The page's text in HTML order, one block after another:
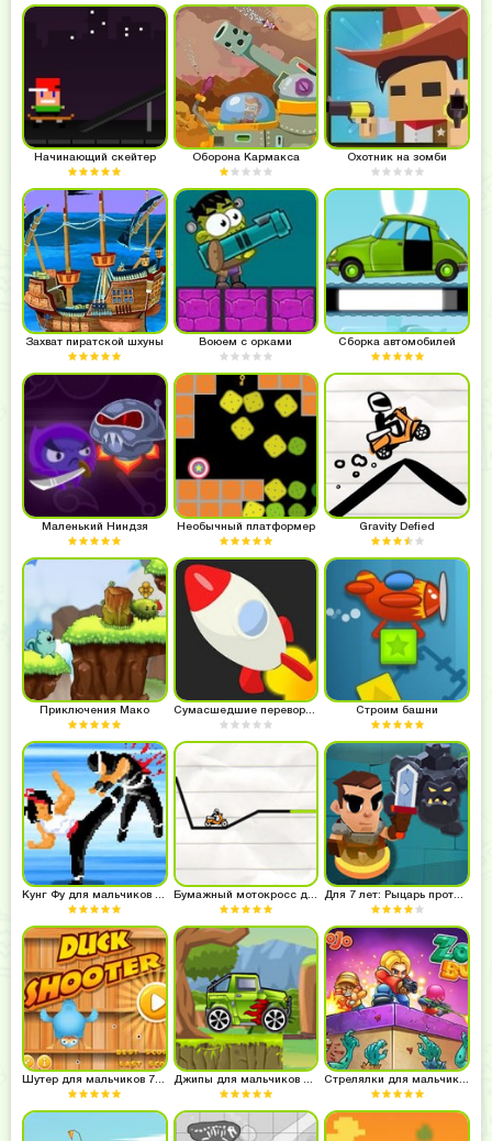
Начинающий скейтер Оборона Кармакса Охотник на зомби
Захват пиратской шхуны Воюем с орками Сборка автомобилей
Маленький Ниндзя Необычный платформер Gravity Defied
Приключения Мако Сумасшедшие перевороты Строим башни
Кунг Фу для мальчиков 7 лет Бумажный мотокросс для 7 лет Для 7 лет: Рыцарь против орков